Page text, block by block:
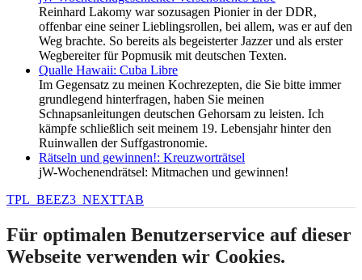
Reinhard Lakomy war sozusagen Pionier in der DDR,
offenbar eine seiner Lieblingsrollen, bei allem, was er auf den
Weg brachte. So bereits als begeisterter Jazzer und als erster
Wegbereiter für Popmusik mit deutschen Texten.
Qualle Hawaii: Cuba Libre
Im Gegensatz zu meinen Kochrezepten, die Sie bitte immer
grundlegend hinterfragen, haben Sie meinen
Schnapsanleitungen deutschen Gehorsam zu leisten. Ich
kämpfe schließlich seit meinem 19. Lebensjahr hinter den
Ruinwallen der Suffgastronomie.
Rätseln und gewinnen!: Kreuzworträtsel
jW-Wochenendrätsel: Mitmachen und gewinnen!
TPL_BEEZ3_NEXTTAB
Für optimalen Benutzerservice auf dieser
Webseite verwenden wir Cookies.